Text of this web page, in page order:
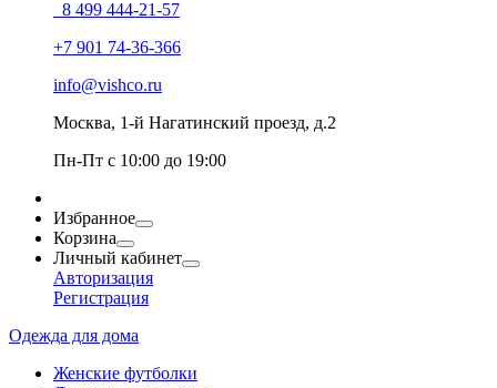
8 499 444-21-57
+7 901 74-36-366
info@vishco.ru
Москва, 1-й Нагатинский проезд, д.2
Пн-Пт с 10:00 до 19:00
Избранное
Корзина
Личный кабинет
Авторизация
Регистрация
Одежда для дома
Женские футболки